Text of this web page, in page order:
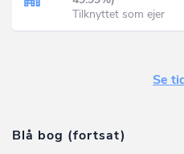
Tilknyttet som ejer
Se
Blå bog (fortsat)